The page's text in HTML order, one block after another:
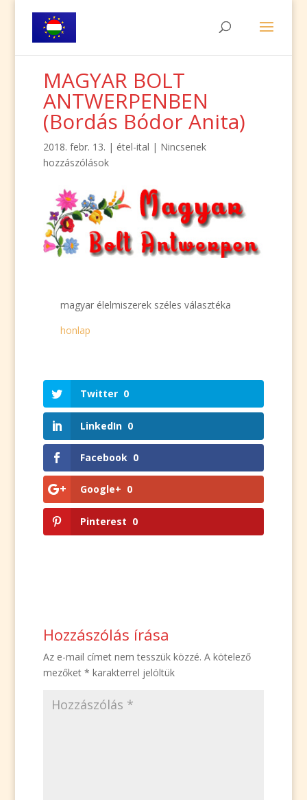
MAGYAR BOLT
ANTWERPENBEN
(Bordás Bódor Anita)
2018. febr. 13. | étel-ital | Nincsenek
hozzászólások
magyar élelmiszerek széles választéka
honlap
Twitter 0
LinkedIn 0
Facebook 0
Google+ 0
Pinterest 0
Hozzászólás írása
Az e-mail címet nem tesszük közzé. A kötelező
mezőket * karakterrel jelöltük